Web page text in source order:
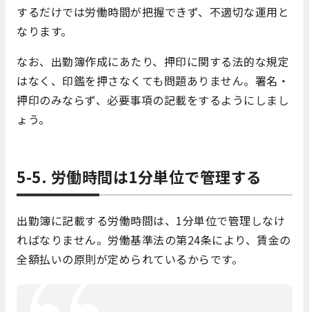
するだけでは労働時間が把握できず、不適切な運用と
なります。
なお、出勤簿作成にあたり、押印に関する法的な規定
はなく、印鑑を押さなくても問題ありません。署名・
押印のみならず、必要事項の記載をするようにしまし
ょう。
5-5. 労働時間は1分単位で管理する
出勤簿に記載する労働時間は、1分単位で管理しなけ
ればなりません。労働基準法の第24条により、賃金の
全額払いの原則が定められているからです。